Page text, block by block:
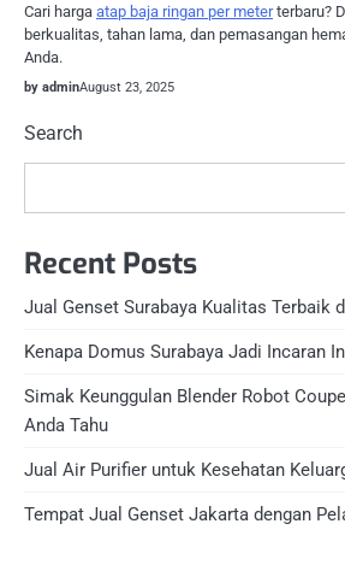
Cari harga atap baja ringan per meterterbaru?
berkualitas, tahan lama, dan pemasangan
Anda.
by adminAugust 23, 2025
Search
Recent Posts
Jual Genset Surabaya Kualitas Terbaik
Kenapa Domus Surabaya Jadi Incaran
Simak Keunggulan Blender Robot
Anda Tahu
Jual Air Purifier untuk Kesehatan
Tempat Jual Genset Jakarta dengan